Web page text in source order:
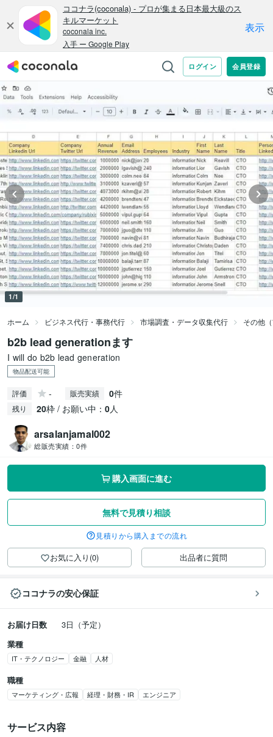
1/1
ホーム ビジネス代行・事務代行 市場調査・データ収集代行 その他
b2b lead generationます
I will do b2b lead generation
物品配送可能
評価 - 販売実績 0件
残り 20枠 / お願い中： 0人
arsalanjamal002
総販売実績： 0件
購入画面に進む
無料で見積り相談
見積りから購入までの流れ
お気に入り(0) 出品者に質問
ココナラの安心保証
お届け日数
3日（予定）
業種
IT・テクノロジー 金融 人材
職種
マーケティング・広報 経理・財務・IR エンジニア
サービス内容